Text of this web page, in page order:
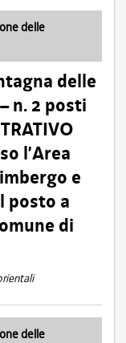
delle
delle
n. 2 posti
l’Area
e
posto a
di
delle